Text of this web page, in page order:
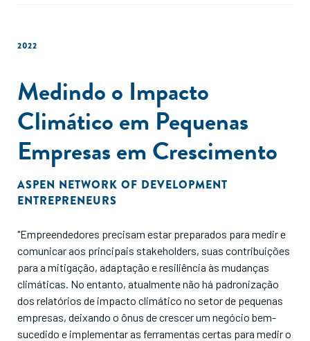
2022
Medindo o Impacto
Climático em Pequenas
Empresas em Crescimento
ASPEN NETWORK OF DEVELOPMENT
ENTREPRENEURS
"Empreendedores precisam estar preparados para medir e
comunicar aos principais stakeholders, suas contribuições
para a mitigação, adaptação e resiliência às mudanças
climáticas. No entanto, atualmente não há padronização
dos relatórios de impacto climático no setor de pequenas
empresas, deixando o ônus de crescer um negócio bem-
sucedido e implementar as ferramentas certas para medir o